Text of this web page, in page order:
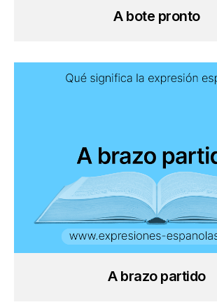
A bote pronto
A brazo partido